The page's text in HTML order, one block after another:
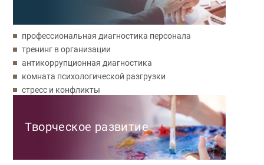
профессиональная диагностика персонала
тренинг в организации
антикоррупционная диагностика
комната психологической разгрузки
стресс и конфликты
Творческое развитие